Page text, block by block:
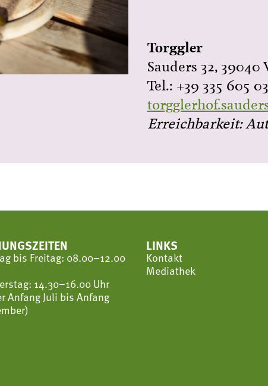
Torggler
Sauders 32,
Tel.: +39 335 605
Erreichbarkeit:
bis Freitag: 08.00–12.00
14.30–16.00 Uhr
Anfang Juli bis Anfang
LINKS
Kontakt
Mediathek